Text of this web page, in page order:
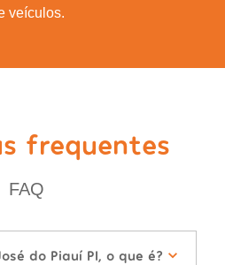
veículos.
frequentes
FAQ
do Piauí PI, o que é?